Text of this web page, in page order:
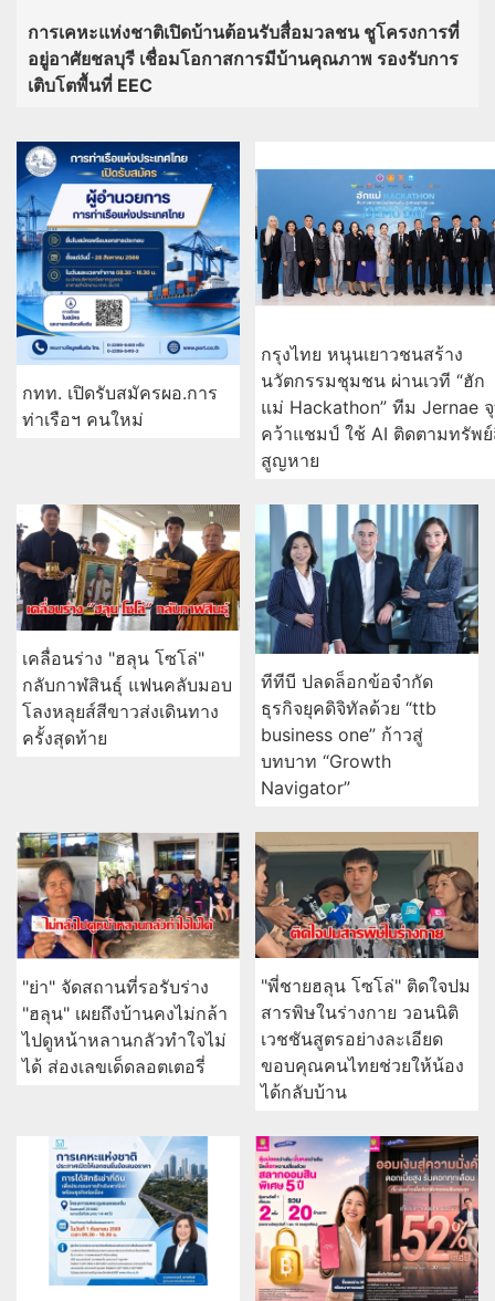
การเคหะแห่งชาติเปิดบ้านต้อนรับสื่อมวลชน ชูโครงการที่
อยู่อาศัยชลบุรี เชื่อมโอกาสการมีบ้านคุณภาพ รองรับการ
เติบโตพื้นที่ EEC
กทท. เปิดรับสมัครผอ.การ
ท่าเรือฯ คนใหม่
กรุงไทย หนุนเยาวชนสร้าง
นวัตกรรมชุมชน ผ่านเวที “ฮัก
แม่ Hackathon” ทีม Jernae
คว้าแชมป์ ใช้ AI ติดตามทรัพ
สูญหาย
เคลื่อนร่าง "ฮลุน โซโล่"
กลับกาฬสินธุ์ แฟนคลับมอบ
โลงหลุยส์สีขาวส่งเดินทาง
ครั้งสุดท้าย
ทีทีบี ปลดล็อกข้อจำกัด
ธุรกิจยุคดิจิทัลด้วย “ttb
business one” ก้าวสู่
บทบาท “Growth
Navigator”
"ย่า" จัดสถานที่รอรับร่าง
"ฮลุน" เผยถึงบ้านคงไม่กล้า
ไปดูหน้าหลานกลัวทำใจไม่
ได้ ส่องเลขเด็ดลอตเตอรี่
"พี่ชายฮลุน โซโล่" ติดใจปม
สารพิษในร่างกาย วอนนิติ
เวชชันสูตรอย่างละเอียด
ขอบคุณคนไทยช่วยให้น้อง
ได้กลับบ้าน